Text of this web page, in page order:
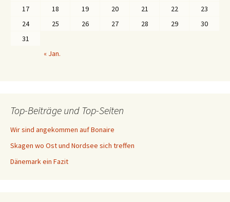
17
18 19 20 21 22
23
24
25 26 27 28 29
30
31
« Jan.
Top-Beiträge und Top-Seiten
Wir sind angekommen auf Bonaire
Skagen wo Ost und Nordsee sich treffen
Dänemark ein Fazit